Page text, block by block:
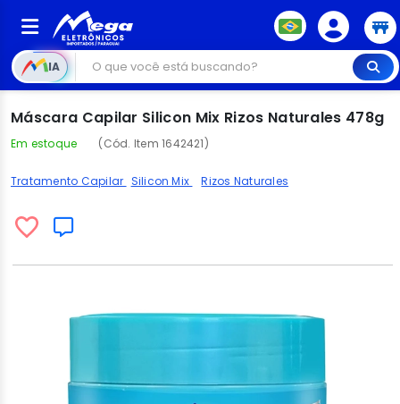
IA
Máscara Capilar Silicon Mix Rizos Naturales 478g
Em estoque (Cód. Item 1642421)
Tratamento Capilar Silicon Mix Rizos Naturales